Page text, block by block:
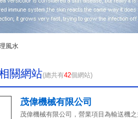
風水
關網站(總共有42個網站)
茂偉機械有限公司
茂偉機械有限公司，營業項目為輸送機